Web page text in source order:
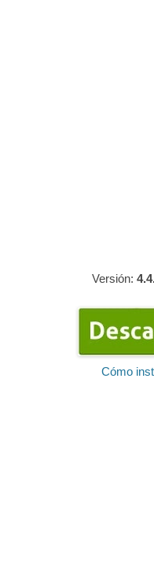
Versión:
Cómo